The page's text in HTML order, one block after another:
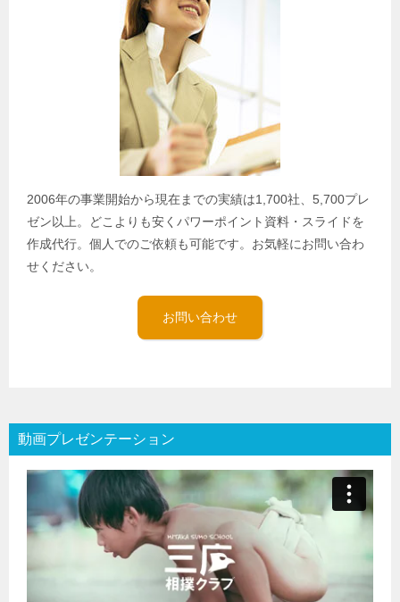
2006年の事業開始から現在までの実績は1,700社、5,700プレ
ゼン以上。どこよりも安くパワーポイント資料・スライドを
作成代行。個人でのご依頼も可能です。お気軽にお問い合わ
せください。
お問い合わせ
動画プレゼンテーション